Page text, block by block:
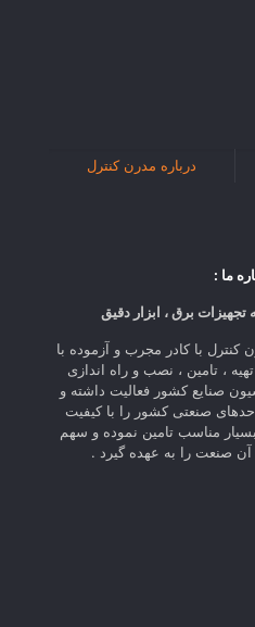
درباره مدرن کنترل
ما :
تجهیزات برق ، ابزار دقیق
با کادر مجرب و آزموده با
، تامین ، نصب و راه اندازی
صنایع کشور فعالیت داشته و
صنعتی کشور را با کیفیت
مناسب تامین نموده و سهم
صنعت را به عهده گیرد .